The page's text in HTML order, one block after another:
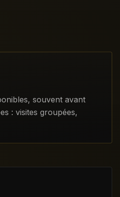
souvent avant
: visites groupées,